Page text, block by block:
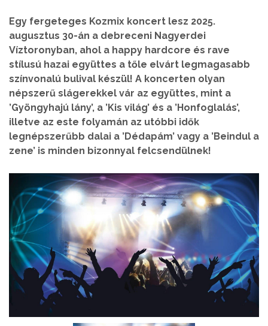
Egy fergeteges Kozmix koncert lesz 2025.
augusztus 30-án a debreceni Nagyerdei
Víztoronyban, ahol a happy hardcore és rave
stílusú hazai együttes a tőle elvárt legmagasabb
színvonalú bulival készül! A koncerten olyan
népszerű slágerekkel vár az együttes, mint a
’Gyöngyhajú lány’, a ’Kis világ’ és a ’Honfoglalás’,
illetve az este folyamán az utóbbi idők
legnépszerűbb dalai a ’Dédapám’ vagy a ’Beindul a
zene’ is minden bizonnyal felcsendülnek!